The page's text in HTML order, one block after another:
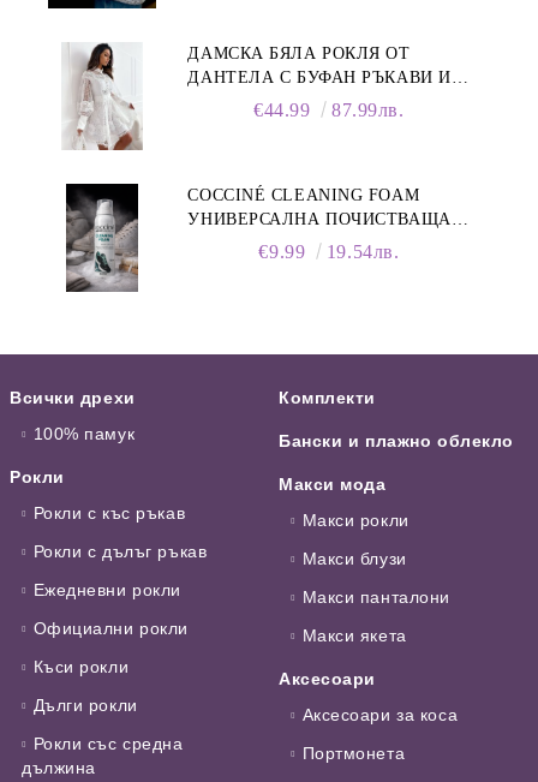
ДАМСКА БЯЛА РОКЛЯ ОТ
ДАНТЕЛА С БУФАН РЪКАВИ И
€44.99 87.99лв.
COCCINÉ CLEANING FOAM
УНИВЕРСАЛНА ПОЧИСТВАЩА
ПЯНА ЗА ОБУВКИ, 150 МЛ
€9.99 19.54лв.
Всички дрехи
100% памук
Рокли
Рокли с къс ръкав
Рокли с дълъг ръкав
Ежедневни рокли
Официални рокли
Къси рокли
Дълги рокли
Рокли със средна
дължина
Комплекти
Бански и плажно облекло
Макси мода
Макси рокли
Макси блузи
Макси панталони
Макси якета
Аксесоари
Аксесоари за коса
Портмонета